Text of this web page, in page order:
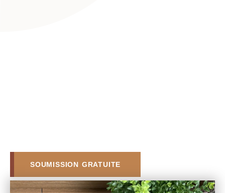
SOUMISSION GRATUITE